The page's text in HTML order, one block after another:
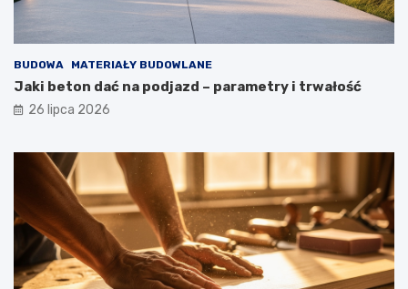
BUDOWA MATERIAŁY BUDOWLANE
Jaki beton dać na podjazd – parametry i trwałość
26 lipca 2026